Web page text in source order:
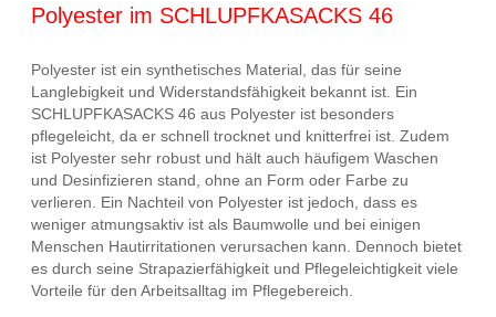
Polyester im SCHLUPFKASACKS 46
Polyester ist ein synthetisches Material, das für seine
Langlebigkeit und Widerstandsfähigkeit bekannt ist. Ein
SCHLUPFKASACKS 46 aus Polyester ist besonders
pflegeleicht, da er schnell trocknet und knitterfrei ist. Zudem
ist Polyester sehr robust und hält auch häufigem Waschen
und Desinfizieren stand, ohne an Form oder Farbe zu
verlieren. Ein Nachteil von Polyester ist jedoch, dass es
weniger atmungsaktiv ist als Baumwolle und bei einigen
Menschen Hautirritationen verursachen kann. Dennoch bietet
es durch seine Strapazierfähigkeit und Pflegeleichtigkeit viele
Vorteile für den Arbeitsalltag im Pflegebereich.